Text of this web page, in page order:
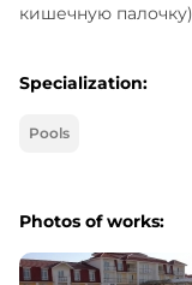
кишечную
Specialization:
Pools
Photos of works: